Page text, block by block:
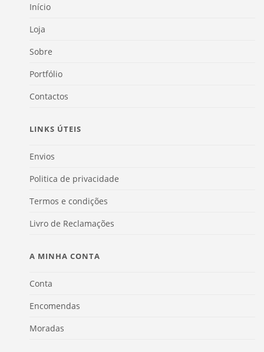
Início
Loja
Sobre
Portfólio
Contactos
LINKS ÚTEIS
Envios
Politica de privacidade
Termos e condições
Livro de Reclamações
A MINHA CONTA
Conta
Encomendas
Moradas